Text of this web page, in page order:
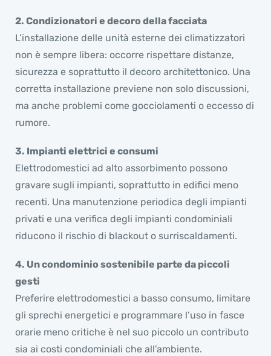
2. Condizionatori e decoro della facciata
L’installazione delle unità esterne dei climatizzatori
non è sempre libera: occorre rispettare distanze,
sicurezza e soprattutto il decoro architettonico. Una
corretta installazione previene non solo discussioni,
ma anche problemi come gocciolamenti o eccesso di
rumore.
3. Impianti elettrici e consumi
Elettrodomestici ad alto assorbimento possono
gravare sugli impianti, soprattutto in edifici meno
recenti. Una manutenzione periodica degli impianti
privati e una verifica degli impianti condominiali
riducono il rischio di blackout o surriscaldamenti.
4. Un condominio sostenibile parte da piccoli
gesti
Preferire elettrodomestici a basso consumo, limitare
gli sprechi energetici e programmare l’uso in fasce
orarie meno critiche è nel suo piccolo un contributo
sia ai costi condominiali che all’ambiente.